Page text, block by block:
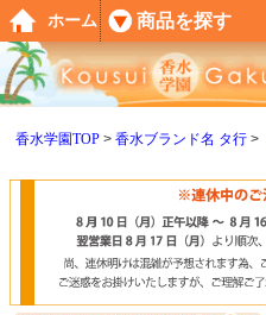
香水学園TOP 香水ブランド名 タ行
ホーム 商品を探す